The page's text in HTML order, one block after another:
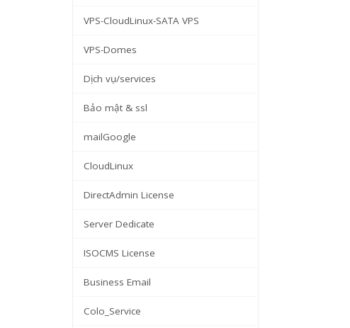
VPS-CloudLinux-SATA VPS
VPS-Domes
Dịch vụ/services
Bảo mật & ssl
mailGoogle
CloudLinux
DirectAdmin License
Server Dedicate
ISOCMS License
Business Email
Colo_Service